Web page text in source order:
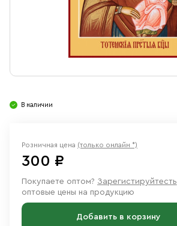
Ювелирные изделия
В наличии
Розничная цена (только онлайн *)
300 ₽
Покупаете оптом? Зарегистируйтесть
оптовые цены на продукцию
Добавить в корзину